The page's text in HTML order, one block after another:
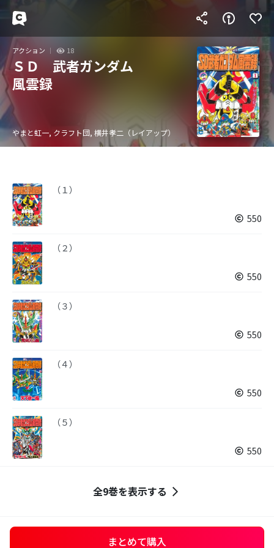
アクション 18
ＳＤ 武者ガンダム
風雲録
やまと虹一, クラフト団, 横井孝二（レイアップ）
（１）
550
（２）
550
（３）
550
（４）
550
（５）
550
全9巻を表示する
まとめて購入